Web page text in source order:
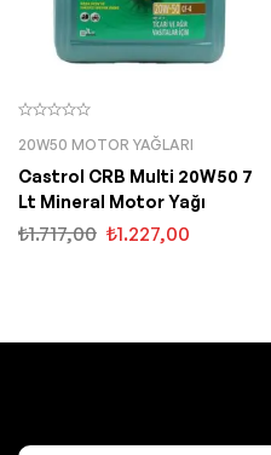
20W50 MOTOR YAĞLARI
Castrol CRB Multi 20W50 7
Lt Mineral Motor Yağı
₺1.717,00 ₺1.227,00